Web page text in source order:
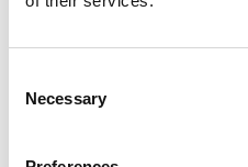
Selection
Necessary
Wir teilen die Daten